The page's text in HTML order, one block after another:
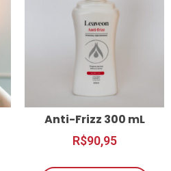
Anti-Frizz 300 mL
R$90,95